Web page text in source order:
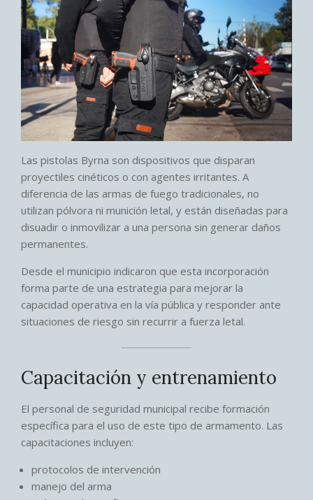
Las pistolas Byrna son dispositivos que disparan
proyectiles cinéticos o con agentes irritantes. A
diferencia de las armas de fuego tradicionales, no
utilizan pólvora ni munición letal, y están diseñadas para
disuadir o inmovilizar a una persona sin generar daños
permanentes.
Desde el municipio indicaron que esta incorporación
forma parte de una estrategia para mejorar la
capacidad operativa en la vía pública y responder ante
situaciones de riesgo sin recurrir a fuerza letal.
Capacitación y entrenamiento
El personal de seguridad municipal recibe formación
específica para el uso de este tipo de armamento. Las
capacitaciones incluyen:
protocolos de intervención
manejo del arma